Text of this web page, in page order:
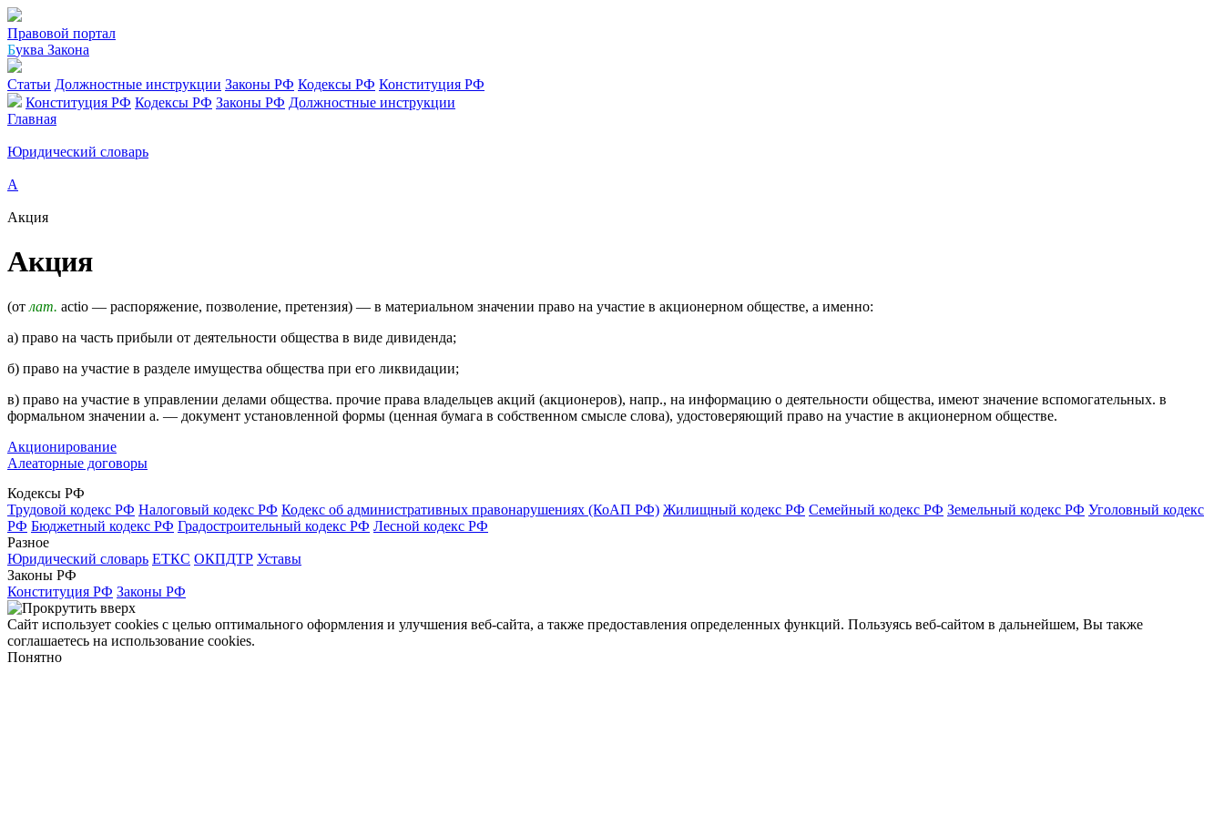
Правовой портал
Буква Закона
Статьи Должностные инструкции Законы РФ Кодексы РФ Конституция РФ
Конституция РФ Кодексы РФ Законы РФ Должностные инструкции
Главная
Юридический словарь
А
Акция
Акция
(от лат. actio — распоряжение, позволение, претензия) — в материальном значении право на участие в акционерном обществе, а именно:
а) право на часть прибыли от деятельности общества в виде дивиденда;
б) право на участие в разделе имущества общества при его ликвидации;
в) право на участие в управлении делами общества. прочие права владельцев акций (акционеров), напр., на информацию о деятельности общества, имеют значение вспомогательных. в
формальном значении а. — документ установленной формы (ценная бумага в собственном смысле слова), удостоверяющий право на участие в акционерном обществе.
Акционирование
Алеаторные договоры
Кодексы РФ
Трудовой кодекс РФ Налоговый кодекс РФ Кодекс об административных правонарушениях (КоАП РФ) Жилищный кодекс РФ Семейный кодекс РФ Земельный кодекс РФ Уголовный кодекс
РФ Бюджетный кодекс РФ Градостроительный кодекс РФ Лесной кодекс РФ
Разное
Юридический словарь ЕТКС ОКПДТР Уставы
Законы РФ
Конституция РФ Законы РФ
Сайт использует cookies с целью оптимального оформления и улучшения веб-сайта, а также предоставления определенных функций. Пользуясь веб-сайтом в дальнейшем, Вы также
соглашаетесь на использование cookies.
Понятно